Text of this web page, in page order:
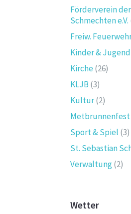
Förderverein
Schmechten e.V.
Freiw.
Kinder & Jugend
Kirche(26)
KLJB (3)
Kultur(2)
Metbrunnenfest
Sport & Spiel (3)
St. Sebastian
Verwaltung(2)
Wetter